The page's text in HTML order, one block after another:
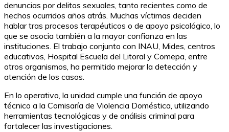
denuncias por delitos sexuales, tanto recientes como de
hechos ocurridos años atrás. Muchas víctimas deciden
hablar tras procesos terapéuticos o de apoyo psicológico, lo
que se asocia también a la mayor confianza en las
instituciones. El trabajo conjunto con INAU, Mides, centros
educativos, Hospital Escuela del Litoral y Comepa, entre
otros organismos, ha permitido mejorar la detección y
atención de los casos.
En lo operativo, la unidad cumple una función de apoyo
técnico a la Comisaría de Violencia Doméstica, utilizando
herramientas tecnológicas y de análisis criminal para
fortalecer las investigaciones.